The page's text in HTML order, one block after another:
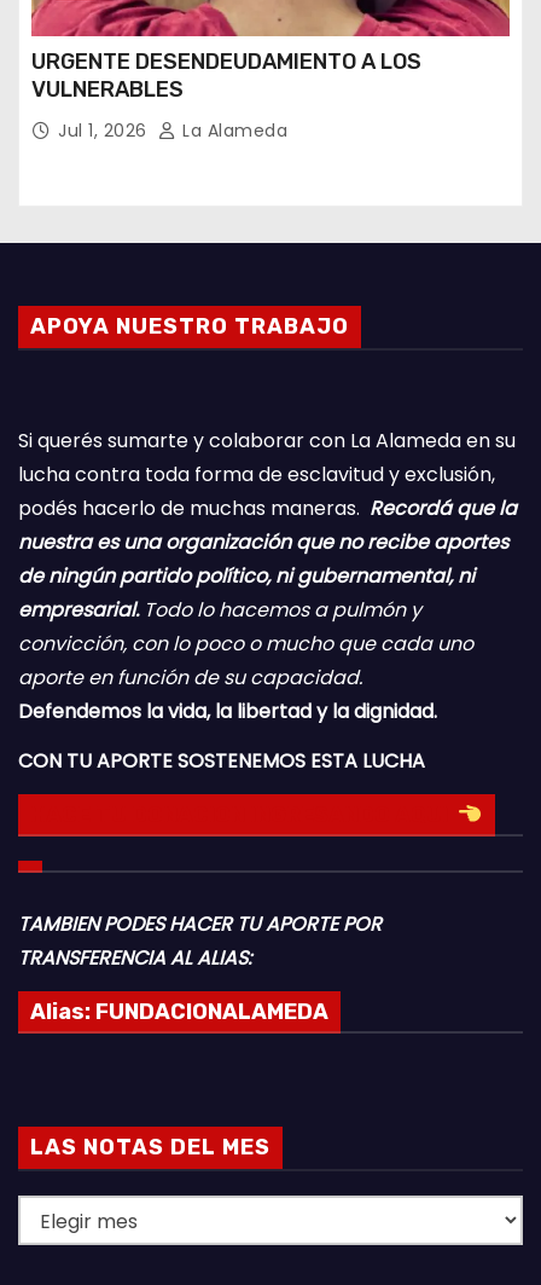
URGENTE DESENDEUDAMIENTO A LOS
VULNERABLES
Jul 1, 2026 La Alameda
APOYA NUESTRO TRABAJO
Si querés sumarte y colaborar con La Alameda en su
lucha contra toda forma de esclavitud y exclusión,
podés hacerlo de muchas maneras. Recordá que la
nuestra es una organización que no recibe aportes
de ningún partido político, ni gubernamental, ni
empresarial.Todo lo hacemos a pulmón y
convicción, con lo poco o mucho que cada uno
aporte en función de su capacidad.
Defendemos la vida, la libertad y la dignidad.
CON TU APORTE SOSTENEMOS ESTA LUCHA
TAMBIEN PODES HACER TU APORTE POR
TRANSFERENCIA AL ALIAS:
Alias: FUNDACIONALAMEDA
LAS NOTAS DEL MES
A